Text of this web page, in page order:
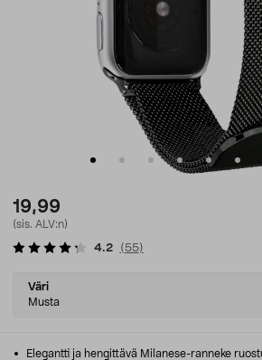
19,99
(sis. ALV:n)
4.2 ( 55)
Select
variant
Väri
Musta
Elegantti ja hengittävä Milanese-ranneke